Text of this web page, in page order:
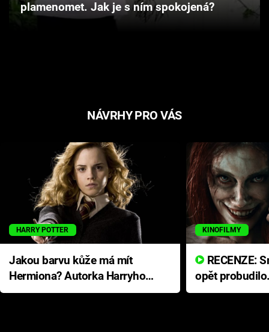
Pořady
plamenomet. Jak je s ním spokojená?
NÁVRHY PRO VÁS
HARRY POTTER
Jakou barvu kůže má mít
Hermiona? Autorka Harryho
Pottera přišla s ráznou
KINOFILMY
opět
přichází s